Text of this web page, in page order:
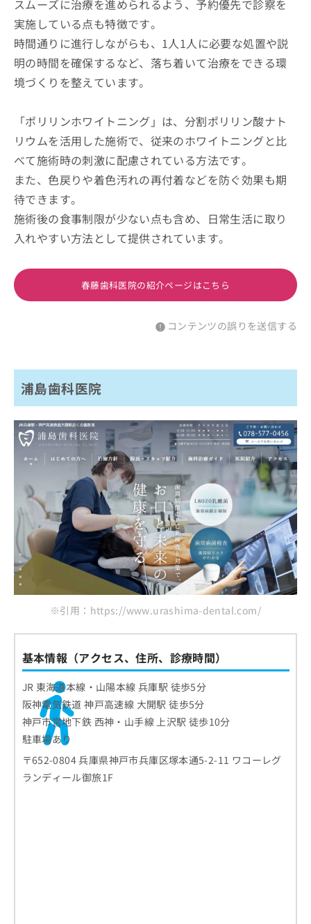
スムーズに治療を進められるよう、予約優先で診察を
実施している点も特徴です。
時間通りに進行しながらも、1人1人に必要な処置や説
明の時間を確保するなど、落ち着いて治療をできる環
境づくりを整えています。
「ポリリンホワイトニング」は、分割ポリリン酸ナト
リウムを活用した施術で、従来のホワイトニングと比
べて施術時の刺激に配慮されている方法です。
また、色戻りや着色汚れの再付着などを防ぐ効果も期
待できます。
施術後の食事制限が少ない点も含め、日常生活に取り
入れやすい方法として提供されています。
春藤歯科医院の紹介ページはこちら
コンテンツの誤りを送信する
浦島歯科医院
※引用：https://www.urashima-dental.com/
基本情報（アクセス、住所、診療時間）
JR 東海道本線・山陽本線 兵庫駅 徒歩5分
阪神電気鉄道 神戸高速線 大開駅 徒歩5分
神戸市営地下鉄 西神・山手線 上沢駅 徒歩10分
駐車場あり
〒652-0804 兵庫県神戸市兵庫区塚本通5-2-11 ワコーレグ
ランディール御旅1F